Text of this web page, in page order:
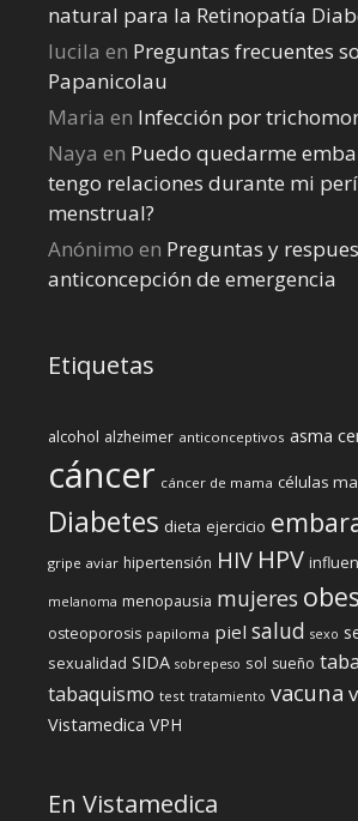
natural para la Retinopatía
lucila en Preguntas frecuentes
Papanicolau
Maria en Infección por
Naya en Puedo quedarme
tengo relaciones durante mi
menstrual?
Anónimo en Preguntas y
anticoncepción de emergencia
Etiquetas
alcohol alzheimer anticonceptivos asma
cáncer cáncer de mama células
Diabetes dieta ejercicio
gripe aviar hipertensión HIV HPV
melanoma menopausia mujeres
osteoporosis papiloma piel salud sexo
sexualidad SIDA sobrepeso sol sueño
tabaquismo test tratamiento vacuna
Vistamedica VPH
En Vistamedica